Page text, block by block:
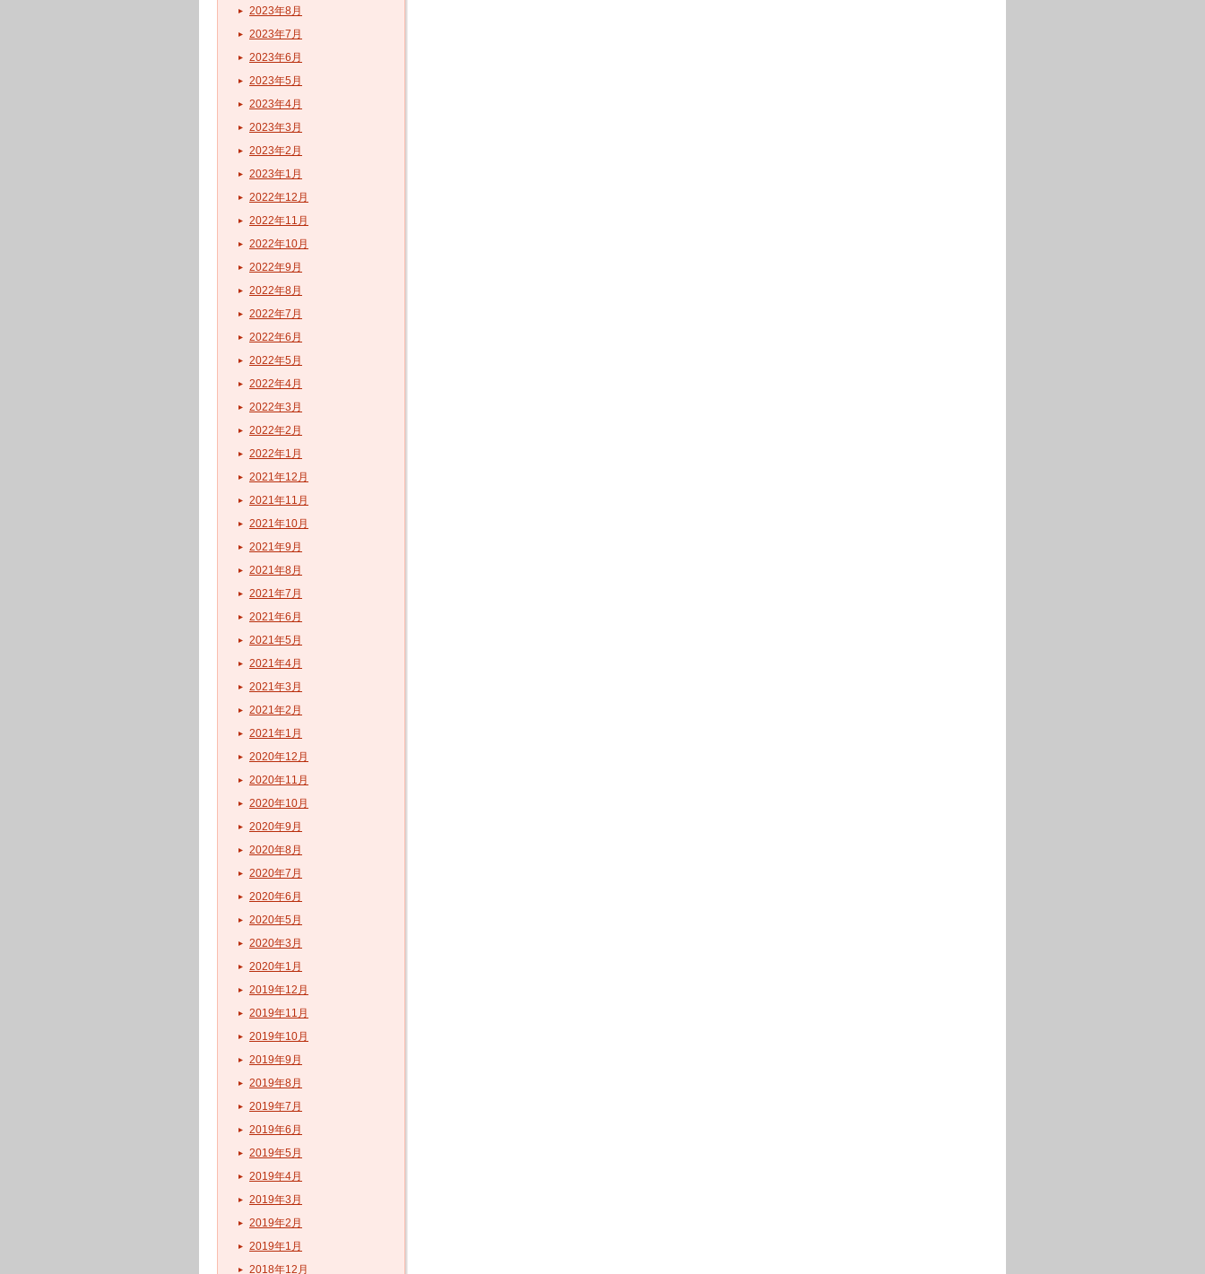
2023年8月
2023年7月
2023年6月
2023年5月
2023年4月
2023年3月
2023年2月
2023年1月
2022年12月
2022年11月
2022年10月
2022年9月
2022年8月
2022年7月
2022年6月
2022年5月
2022年4月
2022年3月
2022年2月
2022年1月
2021年12月
2021年11月
2021年10月
2021年9月
2021年8月
2021年7月
2021年6月
2021年5月
2021年4月
2021年3月
2021年2月
2021年1月
2020年12月
2020年11月
2020年10月
2020年9月
2020年8月
2020年7月
2020年6月
2020年5月
2020年3月
2020年1月
2019年12月
2019年11月
2019年10月
2019年9月
2019年8月
2019年7月
2019年6月
2019年5月
2019年4月
2019年3月
2019年2月
2019年1月
2018年12月